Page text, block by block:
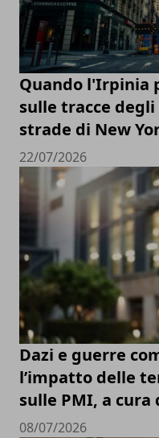
Quando l'Irpinia
sulle tracce
strade di New
22/07/2026
Dazi e guerre
l’impatto delle
sulle PMI, a cura
08/07/2026